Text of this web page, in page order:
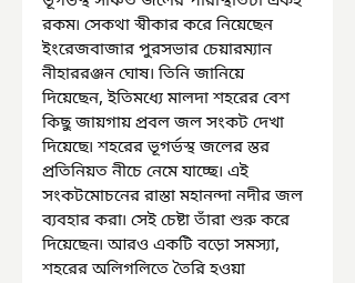
রকম৷ সেকথা স্বীকার করে নিয়েছেন
ইংরেজবাজার পুরসভার চেয়ারম্যান
নীহাররঞ্জন ঘোষ৷ তিনি জানিয়ে
দিয়েছেন, ইতিমধ্যে মালদা শহরের বেশ
কিছু জায়গায় প্রবল জল সংকট দেখা
দিয়েছে৷ শহরের ভূগর্ভস্থ জলের স্তর
প্রতিনিয়ত নীচে নেমে যাচ্ছে৷ এই
সংকটমোচনের রাস্তা মহানন্দা নদীর জল
ব্যবহার করা৷ সেই চেষ্টা তাঁরা শুরু করে
দিয়েছেন৷ আরও একটি বড়ো সমস্যা,
শহরের অলিগলিতে তৈরি হওয়া